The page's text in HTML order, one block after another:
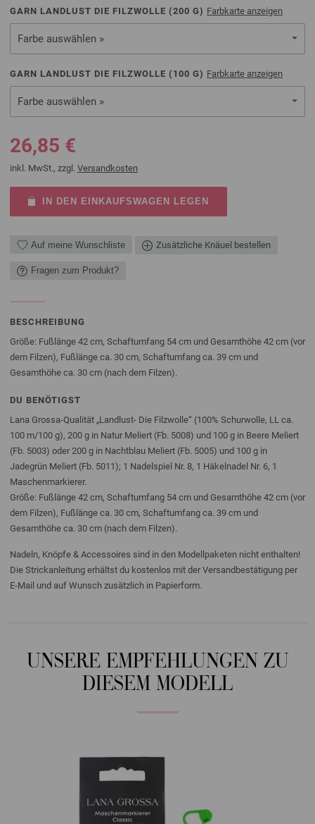
GARN LANDLUST DIE FILZWOLLE (200 G) Farbkarte anzeigen
Farbe auswählen »
GARN LANDLUST DIE FILZWOLLE ( 100 G) Farbkarte anzeigen
Farbe auswählen »
26,85 €
inkl. MwSt., zzgl. Versandkosten
IN DEN EINKAUFSWAGEN LEGEN
Auf meine Wunschliste Zusätzliche Knäuel bestellen
Fragen zum Produkt?
BESCHREIBUNG
Größe: Fußlänge 42 cm, Schaftumfang 54 cm und Gesamthöhe 42 cm (vor
dem Filzen), Fußlänge ca. 30 cm, Schaftumfang ca. 39 cm und
Gesamthöhe ca. 30 cm (nach dem Filzen).
DU BENÖTIGST
Lana Grossa-Qualität „Landlust- Die Filzwolle“ (100% Schurwolle, LL ca.
100 m/100 g), 200 g in Natur Meliert (Fb. 5008) und 100 g in Beere Meliert
(Fb. 5003) oder 200 g in Nachtblau Meliert (Fb. 5005) und 100 g in
Jadegrün Meliert (Fb. 5011); 1 Nadelspiel Nr. 8, 1 Häkelnadel Nr. 6, 1
Maschenmarkierer.
Größe: Fußlänge 42 cm, Schaftumfang 54 cm und Gesamthöhe 42 cm (vor
dem Filzen), Fußlänge ca. 30 cm, Schaftumfang ca. 39 cm und
Gesamthöhe ca. 30 cm (nach dem Filzen).
Nadeln, Knöpfe & Accessoires sind in den Modellpaketen nicht enthalten!
Die Strickanleitung erhältst du kostenlos mit der Versandbestätigung per
E-Mail und auf Wunsch zusätzlich in Papierform.
UNSERE EMPFEHLUNGEN ZU
DIESEM MODELL